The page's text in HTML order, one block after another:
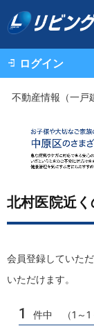
ログイン
不動産情報（一戸
北村医院近
会員登録していた
いただけます。
1 件中 （1～1